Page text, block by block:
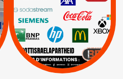
Keter |
Livres et brochures |
Mehadrin | PUMA
Sodastream |
Visuels, tracts,
affiches,...